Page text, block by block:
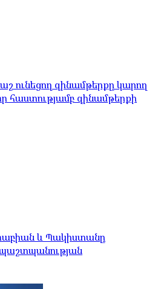
ունեցող զինամթերքը կարող
հաստությամբ զինամթերքի
և Պակիստանը